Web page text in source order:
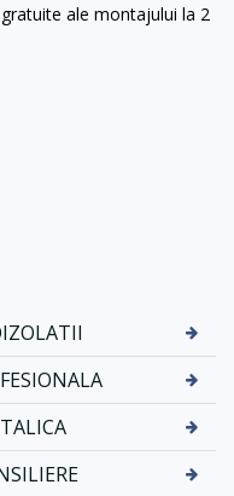
ale montajului la 2